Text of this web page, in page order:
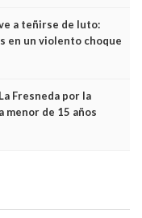
a teñirse de luto:
en un violento choque
Fresneda por la
menor de 15 años